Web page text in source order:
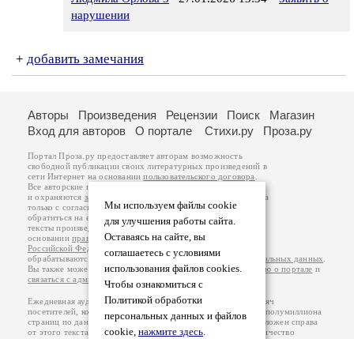
нарушении
+ добавить замечания
Мы используем файлы cookie
для улучшения работы сайта.
Оставаясь на сайте, вы
соглашаетесь с условиями
использования файлов cookies.
Чтобы ознакомиться с
Политикой обработки
персональных данных и файлов
cookie, нажмите здесь.
Авторы Произведения Рецензии Поиск
Магазин
Вход для авторов
О портале Стихи.ру Проза.ру
Портал Проза.ру предоставляет авторам возможность
свободной публикации своих литературных произведений в
сети Интернет на основаниипользовательского договора
Все авторские права на произведения принадлежат авторам
и охраняются законом
. Перепечатка произведений возможна
только с согласия его автора, к которому вы можете
обратиться на его авторской странице. Ответственность за
тексты произведений авторы несут самостоятельно на
основанииправил публикацииизаконодательства
Российской Федерации
обрабатываются на основанииПолитики обработки персональных данных
Вы также можете посмотреть более подробнуюинформацию о портале и
связаться с администрацией
Ежедневная аудитория портала Проза.ру – порядка 100 тысяч
посетителей, которые в общей сумме просматривают более полумиллиона
страниц по данным счетчика посещаемости, который расположен справа
от этого текста. В каждой графе указано по две цифры: количество